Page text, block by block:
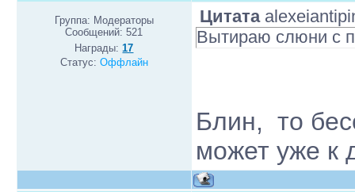
Группа: Модераторы
Сообщений:521
Награды:17
Статус: Оффлайн
Цитата
Вытираю слюни с
Блин, то
может уже к